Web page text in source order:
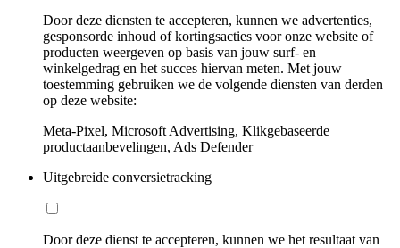
Door deze diensten te accepteren, kunnen we advertenties,
gesponsorde inhoud of kortingsacties voor onze website of
producten weergeven op basis van jouw surf- en
winkelgedrag en het succes hiervan meten. Met jouw
toestemming gebruiken we de volgende diensten van derden
op deze website:
Meta-Pixel, Microsoft Advertising, Klikgebaseerde
productaanbevelingen, Ads Defender
Uitgebreide conversietracking
Door deze dienst te accepteren, kunnen we het resultaat van